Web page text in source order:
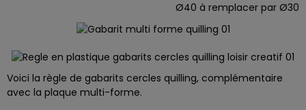
Ø40 à remplacer par Ø30
Voici la règle de gabarits cercles quilling, complémentaire
avec la plaque multi-forme.